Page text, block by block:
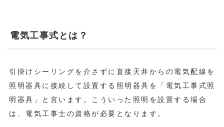
電気工事式とは？
引掛けシーリングを介さずに直接天井からの電気配線を
照明器具に接続して設置する照明器具を「電気工事式照
明器具」と言います。こういった照明を設置する場合
は、電気工事士の資格が必要となります。